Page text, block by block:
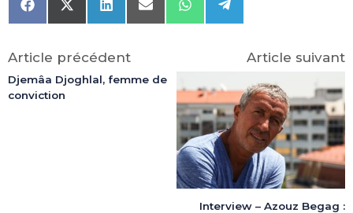
Share
on
Share
on
(Twitter)
Share
on
Share
on
Share
on
Share
on
Article précédent
Djemâa Djoghlal, femme de
conviction
Article suivant
Interview – Azouz Begag :